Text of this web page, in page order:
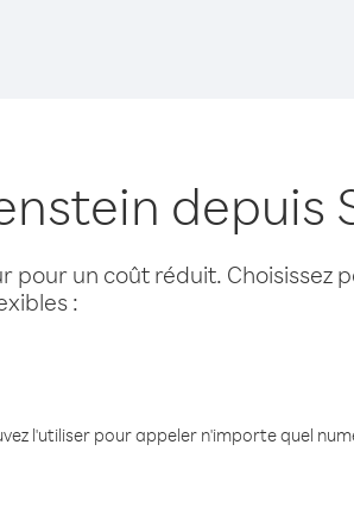
depuis
un coût réduit. Choisissez
:
l'utiliser pour appeler n'importe quel